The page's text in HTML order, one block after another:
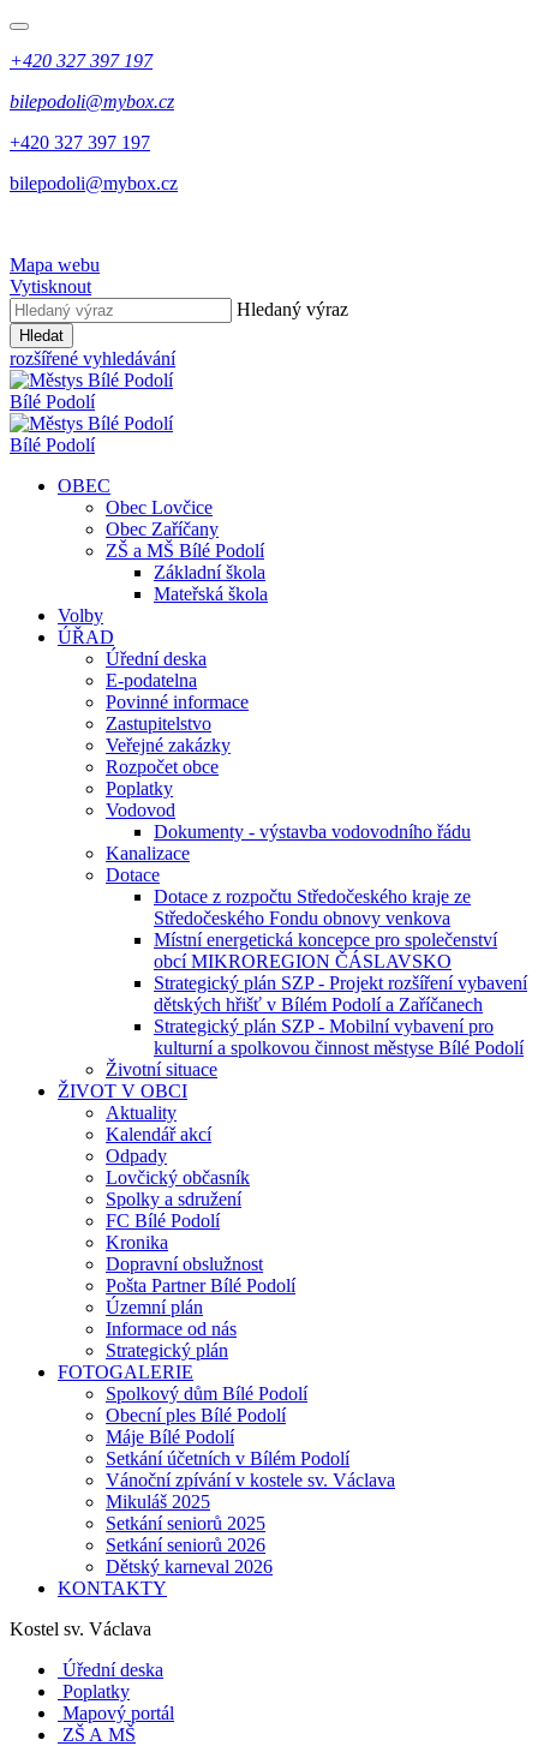
+420 327 397 197
bilepodoli@mybox.cz
+420 327 397 197
bilepodoli@mybox.cz
Mapa webu
Vytisknout
Hledaný výraz
Hledat
rozšířené vyhledávání
Bílé Podolí
Bílé Podolí
OBEC
Obec Lovčice
Obec Zaříčany
ZŠ a MŠ Bílé Podolí
Základní škola
Mateřská škola
Volby
ÚŘAD
Úřední deska
E-podatelna
Povinné informace
Zastupitelstvo
Veřejné zakázky
Rozpočet obce
Poplatky
Vodovod
Dokumenty - výstavba vodovodního řádu
Kanalizace
Dotace
Dotace z rozpočtu Středočeského kraje ze
Středočeského Fondu obnovy venkova
Místní energetická koncepce pro společenství
obcí MIKROREGION ČÁSLAVSKO
Strategický plán SZP - Projekt rozšíření vybavení
dětských hřišť v Bílém Podolí a Zaříčanech
Strategický plán SZP - Mobilní vybavení pro
kulturní a spolkovou činnost městyse Bílé Podolí
Životní situace
ŽIVOT V OBCI
Aktuality
Kalendář akcí
Odpady
Lovčický občasník
Spolky a sdružení
FC Bílé Podolí
Kronika
Dopravní obslužnost
Pošta Partner Bílé Podolí
Územní plán
Informace od nás
Strategický plán
FOTOGALERIE
Spolkový dům Bílé Podolí
Obecní ples Bílé Podolí
Máje Bílé Podolí
Setkání účetních v Bílém Podolí
Vánoční zpívání v kostele sv. Václava
Mikuláš 2025
Setkání seniorů 2025
Setkání seniorů 2026
Dětský karneval 2026
KONTAKTY
Kostel sv. Václava
Úřední deska
Poplatky
Mapový portál
ZŠ A MŠ